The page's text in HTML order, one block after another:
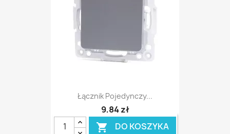
Łącznik Pojedynczy...
9,84 zł
 DO KOSZYKA